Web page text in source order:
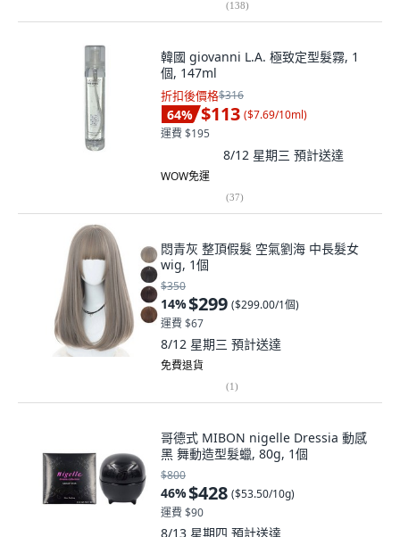
(138)
韓國 giovanni L.A. 極致定型髮霧, 1
個, 147ml
折扣後價格$316
64% $113 ($7.69/10ml)
運費 $195
8/12 星期三 預計送達
WOW免運
(37)
悶青灰 整頂假髮 空氣劉海 中長髮女
wig, 1個
$350
14%$299 ($299.00/1個)
運費 $67
8/12 星期三 預計送達
免費退貨
(1)
哥德式 MIBON nigelle Dressia 動感
黑 舞動造型髮蠟, 80g, 1個
$800
46%$428 ($53.50/10g)
運費 $90
8/13 星期四 預計送達